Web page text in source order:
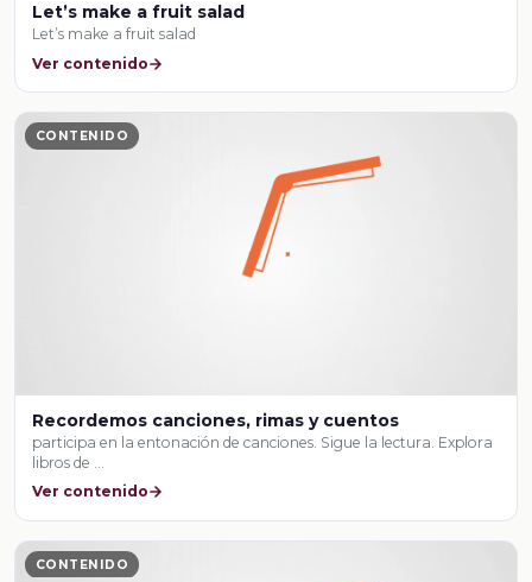
Let’s make a fruit salad
Let’s make a fruit salad
Ver contenido
CONTENIDO
Recordemos canciones, rimas y cuentos
participa en la entonación de canciones. Sigue la lectura. Explora
libros de …
Ver contenido
CONTENIDO